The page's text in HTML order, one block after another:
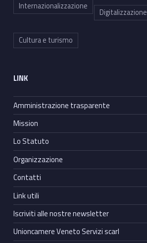
Internazionalizzazione
Digitalizzazione
Cultura e turismo
LINK
Amministrazione trasparente
Mission
Lo Statuto
Organizzazione
Contatti
Link utili
Iscriviti alle nostre newsletter
Unioncamere Veneto Servizi scarl